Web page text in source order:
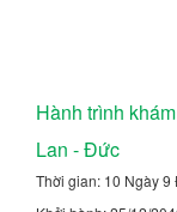
Hành trình
Lan - Đức
Thời gian: 10 Ngày 9